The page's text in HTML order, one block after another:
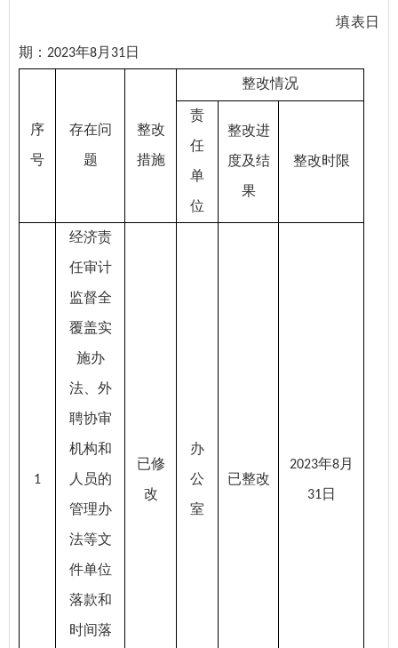
填表日
期： 2023年8月 31日
序
号
存在问
题
整改
措施
整改情况
责
任
单
位
整改进
度及结
果
整改时限
1
经济责
任审计
监督全
覆盖实
施办
法、外
聘协审
机构和
人员的
管理办
法等文
件单位
落款和
时间落
已修
改
办
公
室
已整改
2023年8月
31 日